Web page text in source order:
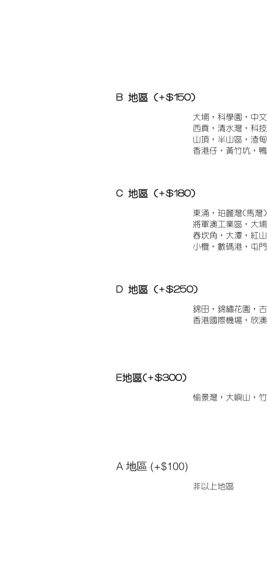
B 地區 (+$150)
大埔，科學園，中
西貢，清水灣，科技
山頂，半山區，渣
香港仔，黃竹坑，
C 地區 (+$180)
東涌，珀麗灣(馬灣)
將軍澳工業區，大埔
舂坎角，大潭，紅
小欖，數碼港，屯
D 地區 (+$250)
錦田，錦繡花園，
香港國際機場，欣
E地區(+$300)
愉景灣，大嶼山，
A 地區 (+$100)
非以上地區